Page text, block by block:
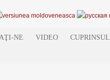
NE VIDEO CUPRINSUL